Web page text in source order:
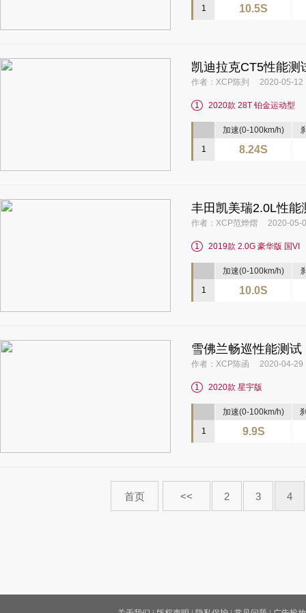
1 10.5S
凯迪拉克CT5性能测
作者：XCP陈列 2020-05-12
1 2020款 28T 铂金运动型
加速(0-100km/h)
1
8.24S
丰田凯美瑞2.0L性
作者：XCP范烨熠 2020-05-
1 2019款 2.0G 豪华版 国VI
加速(0-100km/h)
1
10.0S
雪佛兰畅巡性能测
作者：XCP陈函 2020-04-29
1 2020款 星宇版
加速(0-100km/h)
1
9.9S
首页 << 2 3 4